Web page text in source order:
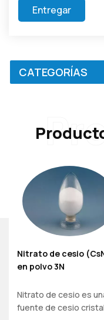
Entregar
CATEGORÍAS
Nitrato de cesio
en polvo 3N
Nitrato de cesio es
fuente de cesio